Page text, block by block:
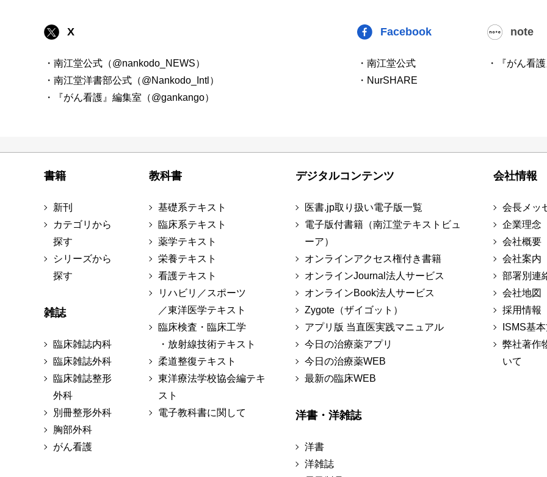
X
・南江堂公式（@nankodo_NEWS）
・南江堂洋書部公式（@Nankodo_Intl）
・『がん看護』編集室（@gankango）
Facebook
・南江堂公式
・NurSHARE
note
・『がん看
書籍
新刊
カテゴリから
探す
シリーズから
探す
雑誌
臨床雑誌内科
臨床雑誌外科
臨床雑誌整形
外科
別冊整形外科
胸部外科
がん看護
教科書
基礎系テキスト
臨床系テキスト
薬学テキスト
栄養テキスト
看護テキスト
リハビリ／スポーツ
／東洋医学テキスト
臨床検査・臨床工学
・放射線技術テキスト
柔道整復テキスト
東洋療法学校協会編テキ
スト
電子教科書に関して
デジタルコンテンツ
医書.jp取り扱い電子版一覧
電子版付書籍（南江堂テキストビュ
ーア）
オンラインアクセス権付き書籍
オンラインJournal法人サービス
オンラインBook法人サービス
Zygote（ザイゴット）
アプリ版 当直医実践マニュアル
今日の治療薬アプリ
今日の治療薬WEB
最新の臨床WEB
洋書・洋雑誌
洋書
洋雑誌
会社情報
会長メッ
企業理念
会社概要
会社案内
部署別連
会社地図
採用情報
ISMS基
弊社著作
いて